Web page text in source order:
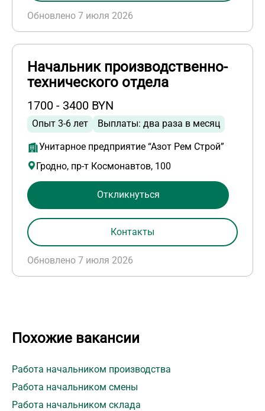
Обновлено 7 июля 2026
Начальник производственно-
технического отдела
1700 - 3400 BYN
Опыт 3-6 лет Выплаты: два раза в месяц
Унитарное предприятие “Азот Рем Строй”
Гродно, пр-т Космонавтов, 100
Обновлено 7 июля 2026
Откликнуться
Контакты
Похожие вакансии
Работа начальником производства
Работа начальником смены
Работа начальником склада